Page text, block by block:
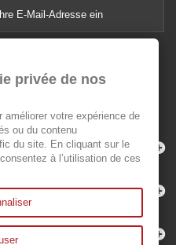
privée de nos
votre expérience de
ou du contenu
du site. En cliquant sur le
à l’utilisation de ces